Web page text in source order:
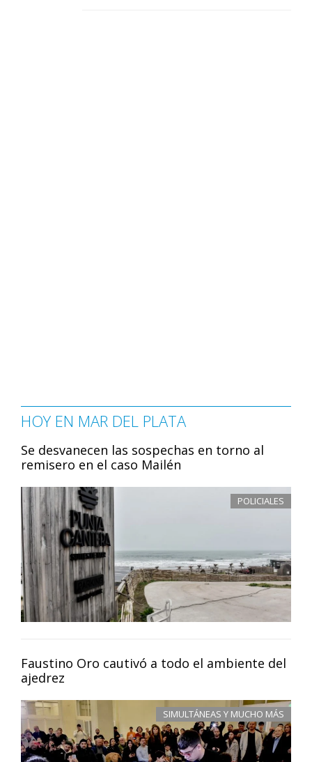
HOY EN MAR DEL PLATA
Se desvanecen las sospechas en torno al
remisero en el caso Mailén
POLICIALES
Faustino Oro cautivó a todo el ambiente del
ajedrez
SIMULTÁNEAS Y MUCHO MÁS